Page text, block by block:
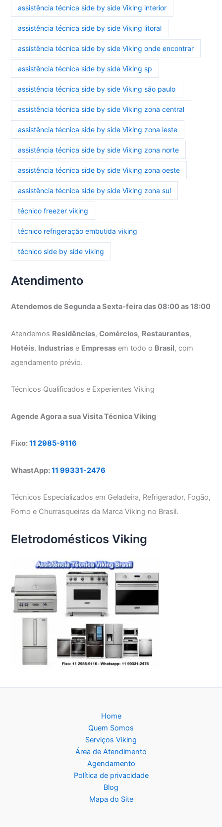
assistência técnica side by side Viking interior
assistência técnica side by side Viking litoral
assistência técnica side by side Viking onde encontrar
assistência técnica side by side Viking sp
assistência técnica side by side Viking são paulo
assistência técnica side by side Viking zona central
assistência técnica side by side Viking zona leste
assistência técnica side by side Viking zona norte
assistência técnica side by side Viking zona oeste
assistência técnica side by side Viking zona sul
técnico freezer viking
técnico refrigeração embutida viking
técnico side by side viking
Atendimento
Atendemos de Segunda a Sexta-feira das 08:00 as 18:00
Atendemos Residências,Comércios, Restaurantes,
Hotéis, Industrias e Empresas em todo o Brasil, com
agendamento prévio.
Técnicos Qualificados e Experientes Viking
Agende Agora a sua Visita Técnica Viking
Fixo:11 2985-9116
WhastApp:11 99331-2476
Técnicos Especializados em Geladeira, Refrigerador, Fogão,
Forno e Churrasqueiras da Marca Viking no Brasil.
Eletrodomésticos Viking
Home
Quem Somos
Serviços Viking
Área de Atendimento
Agendamento
Política de privacidade
Blog
Mapa do Site